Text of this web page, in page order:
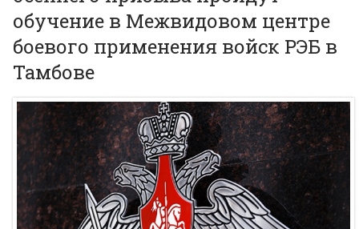
обучение в Межвидовом центре
боевого применения войск РЭБ в
Тамбове